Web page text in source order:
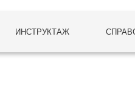
ИНСТРУКТАЖ